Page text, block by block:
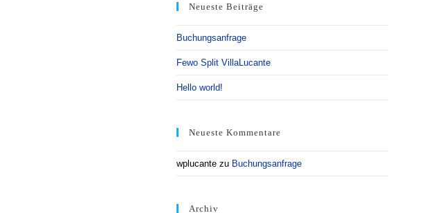
Neueste Beiträge
Buchungsanfrage
Fewo Split VillaLucante
Hello world!
Neueste Kommentare
wplucante zu Buchungsanfrage
Archiv